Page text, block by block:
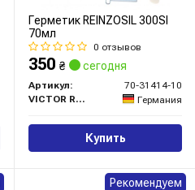
Герметик REINZOSIL 300SI
70мл
0 отзывов
350 ₴ сегодня
Артикул:
70-31414-10
VICTOR REINZ
Германия
Купить
Рекомендуем